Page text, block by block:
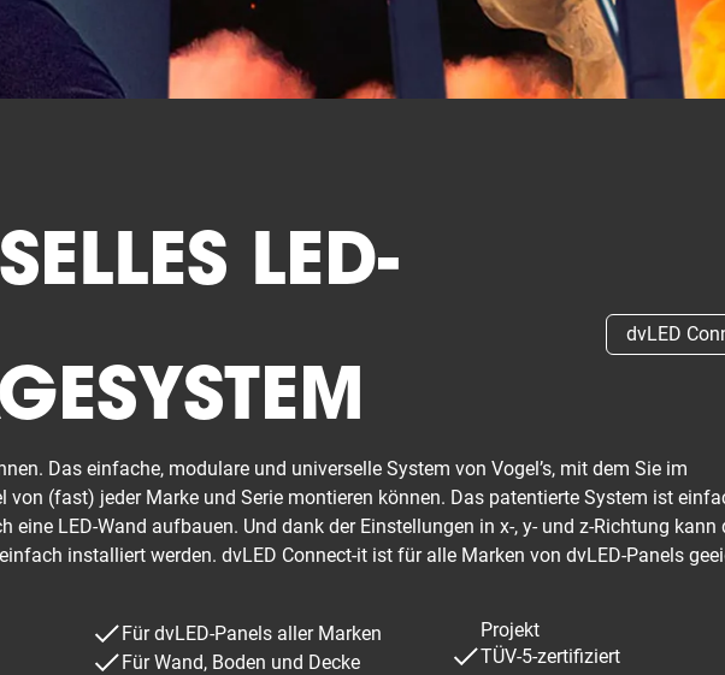
LED-
dvLED
Das einfache, modulare und universelle System von Vogel’s, mit dem Sie im
von (fast) jeder Marke und Serie montieren können. Das patentierte System ist
eine LED-Wand aufbauen. Und dank der Einstellungen in x-, y- und z-Richtung kann
installiert werden. dvLED Connect-it ist für alle Marken von dvLED-Panels
Für dvLED-Panels aller Marken
Für Wand, Boden und Decke
Projekt
TÜV-5-zertifiziert